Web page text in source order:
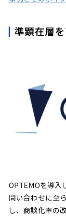
準顕在層
OPTEMOを導入
問い合わせに至
し、商談化率の